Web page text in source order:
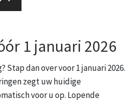
1 januari 2026
Stap dan over voor 1 januari 2026.
zegt uw huidige
voor u op. Lopende